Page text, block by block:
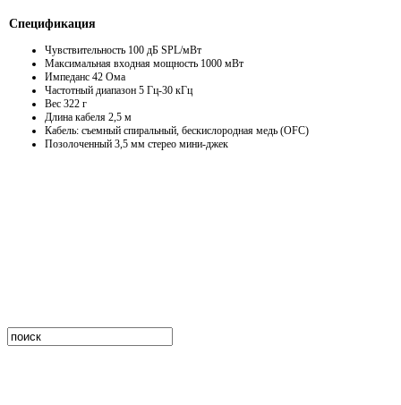
Спецификация
Чувствительность 100 дБ SPL/мВт
Максимальная входная мощность 1000 мВт
Импеданс 42 Ома
Частотный диапазон 5 Гц-30 кГц
Вес 322 г
Длина кабеля 2,5 м
Кабель: съемный спиральный, бескислородная медь (OFC)
Позолоченный 3,5 мм стерео мини-джек